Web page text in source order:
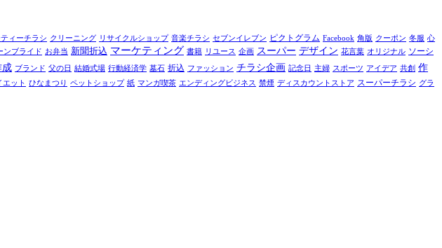
ィーチラシ クリーニング リサイクルショップ 音楽チラシ セブンイレブン ピクトグラム Facebook 角版 クーポン 冬服 心
ンブライド お弁当 新聞折込 マーケティング 書籍 リユース 企画 スーパー デザイン 花言葉 オリジナル ソーシ
成 ブランド 父の日 結婚式場 行動経済学 墓石 折込 ファッション チラシ企画 記念日 主婦 スポーツ アイデア 共創 作
エット ひなまつり ペットショップ 紙 マンガ喫茶 エンディングビジネス 禁煙 ディスカウントストア スーパーチラシ グラ